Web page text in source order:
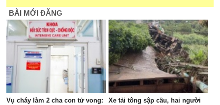
BÀI MỚI ĐĂNG
Vụ cháy làm 2 cha con tử vong:
Xe tải tông sập cầu, hai người